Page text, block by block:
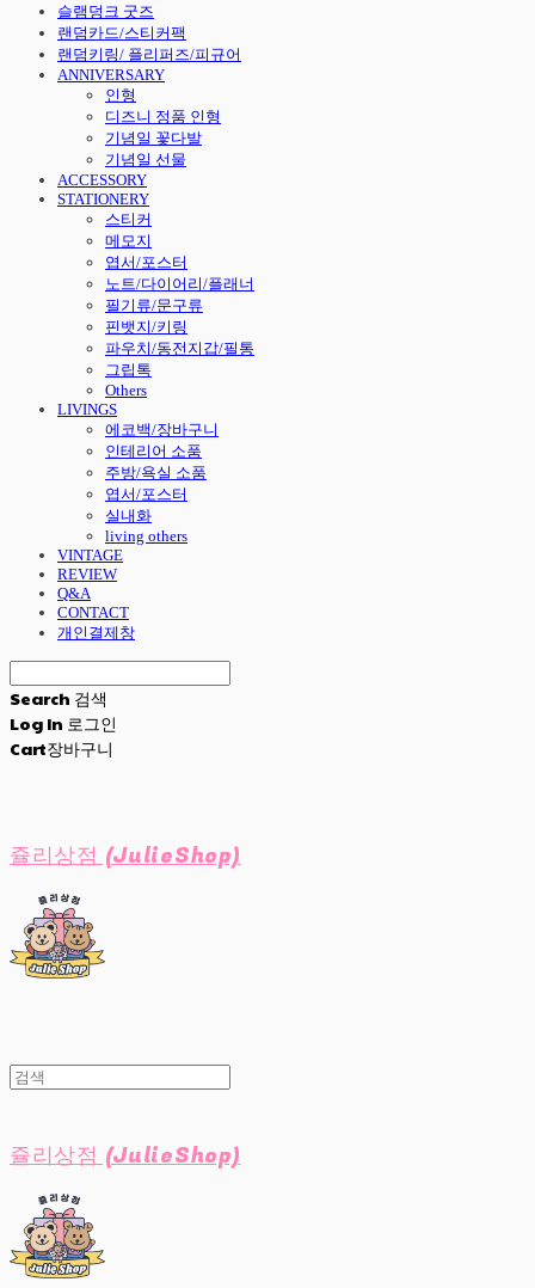
슬램덩크 굿즈
랜덤카드/스티커팩
랜덤키링/ 플리퍼즈/피규어
ANNIVERSARY
인형
디즈니 정품 인형
기념일 꽃다발
기념일 선물
ACCESSORY
STATIONERY
스티커
메모지
엽서/포스터
노트/다이어리/플래너
필기류/문구류
핀뱃지/키링
파우치/동전지갑/필통
그립톡
Others
LIVINGS
에코백/장바구니
인테리어 소품
주방/욕실 소품
엽서/포스터
실내화
living others
VINTAGE
REVIEW
Q&A
CONTACT
개인결제창
Search 검색
Log In 로그인
Cart장바구니
쥴리상점 (JulieShop)
쥴리상점 (JulieShop)